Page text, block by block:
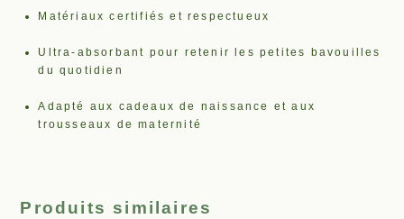
Matériaux certifiés et respectueux
Ultra-absorbant pour retenir les petites bavouilles
du quotidien
Adapté aux cadeaux de naissance et aux
trousseaux de maternité
Produits similaires